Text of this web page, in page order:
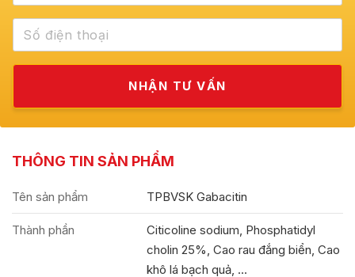
THÔNG TIN SẢN PHẨM
Tên sản phẩm TPBVSK Gabacitin
Thành phần
Citicoline sodium, Phosphatidyl
cholin 25%, Cao rau đắng biển, Cao
khô lá bạch quả, ...